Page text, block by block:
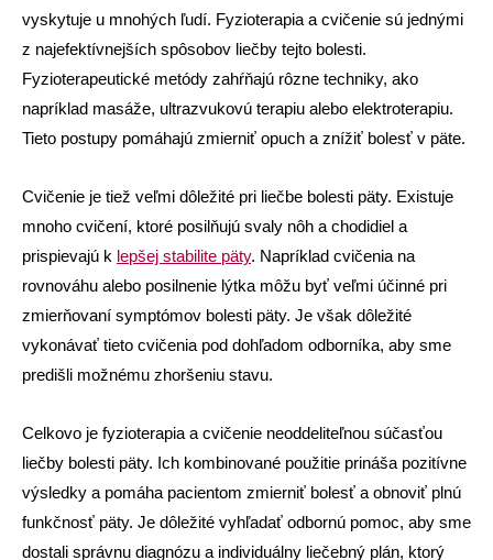
vyskytuje u mnohých ľudí. Fyzioterapia a cvičenie sú jednými
z najefektívnejších spôsobov liečby tejto bolesti.
Fyzioterapeutické metódy zahŕňajú rôzne techniky, ako
napríklad masáže, ultrazvukovú terapiu alebo elektroterapiu.
Tieto postupy pomáhajú zmierniť opuch a znížiť bolesť v päte.
Cvičenie je tiež veľmi dôležité pri liečbe bolesti päty. Existuje
mnoho cvičení, ktoré posilňujú svaly nôh a chodidiel a
prispievajú k lepšej stabilite päty. Napríklad cvičenia na
rovnováhu alebo posilnenie lýtka môžu byť veľmi účinné pri
zmierňovaní symptómov bolesti päty. Je však dôležité
vykonávať tieto cvičenia pod dohľadom odborníka, aby sme
predišli možnému zhoršeniu stavu.
Celkovo je fyzioterapia a cvičenie neoddeliteľnou súčasťou
liečby bolesti päty. Ich kombinované použitie prináša pozitívne
výsledky a pomáha pacientom zmierniť bolesť a obnoviť plnú
funkčnosť päty. Je dôležité vyhľadať odbornú pomoc, aby sme
dostali správnu diagnózu a individuálny liečebný plán, ktorý